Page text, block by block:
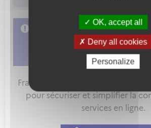
OK, accept all
Deny all cookies
Personalize
L'accès à cette démarche ne
autorisé. Afin d'y avoir accès,
vous connecterouvous
FranceConnect est la solution
pour sécuriser et simplifier la
services en ligne.